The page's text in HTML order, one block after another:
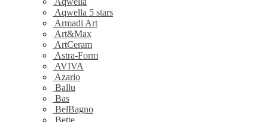
Aqwella 5 stars
Armadi Art
Art&Max
ArtCeram
Astra-Form
AVIVA
Azario
Ballu
Bas
BelBagno
Bette